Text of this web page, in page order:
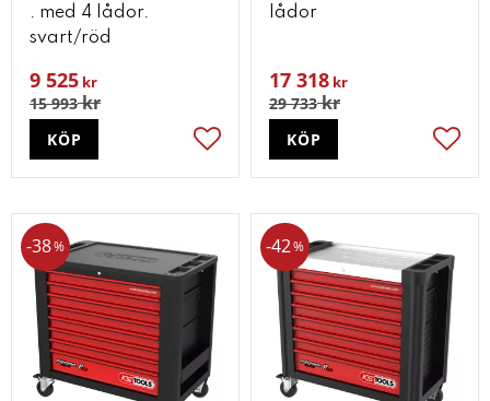
. med 4 lådor.
svart/röd
9 525 kr
15 993kr
Lägg till i favoriter
KÖP
lådor
17 318 kr
29 733kr
KÖP
38% 42%